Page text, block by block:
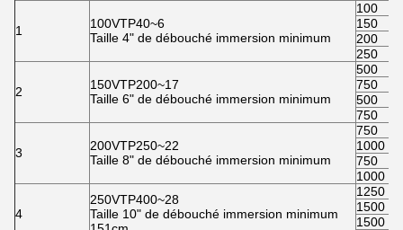
1
100VTP40~6
Taille 4" de débouché immersion minimum
100
150
200
250
2
150VTP200~17
Taille 6" de débouché immersion minimum
500
750
500
750
3
200VTP250~22
Taille 8" de débouché immersion minimum
750
1000
750
1000
4
250VTP400~28
Taille 10" de débouché immersion minimum
1250
1500
1500